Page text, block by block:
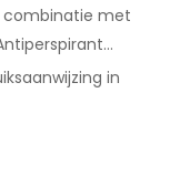
combinatie met
in